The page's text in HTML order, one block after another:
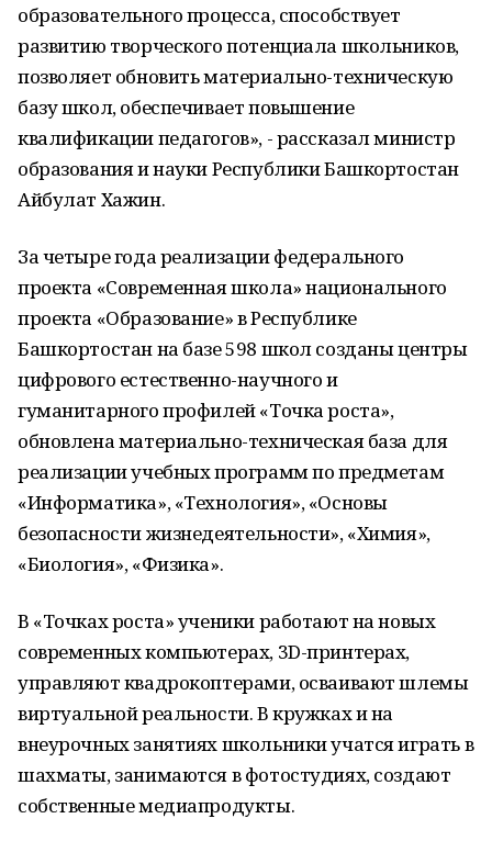
образовательного процесса, способствует
развитию творческого потенциала школьников,
позволяет обновить материально-техническую
базу школ, обеспечивает повышение
квалификации педагогов», - рассказал министр
образования и науки Республики Башкортостан
Айбулат Хажин.
За четыре года реализации федерального
проекта «Современная школа» национального
проекта «Образование» в Республике
Башкортостан на базе 598 школ созданы центры
цифрового естественно-научного и
гуманитарного профилей «Точка роста»,
обновлена материально-техническая база для
реализации учебных программ по предметам
«Информатика», «Технология», «Основы
безопасности жизнедеятельности», «Химия»,
«Биология», «Физика».
В «Точках роста» ученики работают на новых
современных компьютерах, 3D-принтерах,
управляют квадрокоптерами, осваивают шлемы
виртуальной реальности. В кружках и на
внеурочных занятиях школьники учатся играть в
шахматы, занимаются в фотостудиях, создают
собственные медиапродукты.